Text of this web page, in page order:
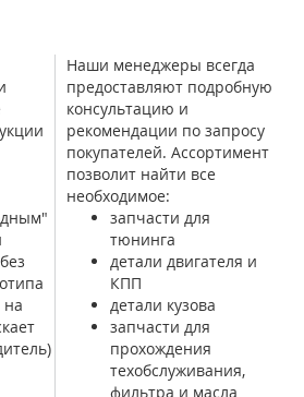
на
Наши менеджеры всегда
предоставляют подробную
консультацию и
рекомендации по запросу
покупателей. Ассортимент
позволит найти все
необходимое:
запчасти для
тюнинга
детали двигателя и
КПП
детали кузова
запчасти для
прохождения
техобслуживания,
фильтра и масла